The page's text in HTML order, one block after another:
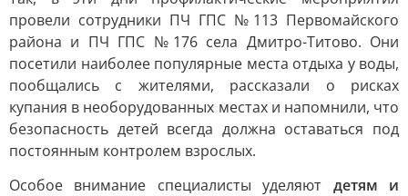
провели сотрудники ПЧ ГПС №113 Первомайского
района и ПЧ ГПС №176 села Дмитро-Титово. Они
посетили наиболее популярные места отдыха у воды,
пообщались с жителями, рассказали о рисках
купания в необорудованных местах и напомнили, что
безопасность детей всегда должна оставаться под
постоянным контролем взрослых.
Особое внимание специалисты уделяют детям и